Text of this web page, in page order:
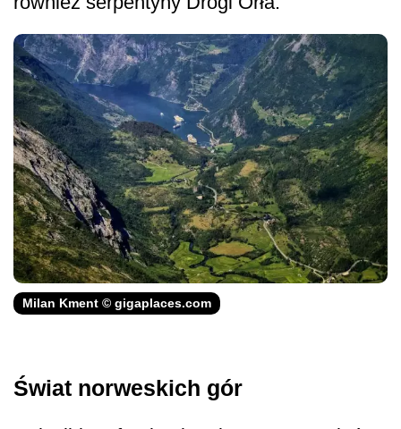
Milan Kment © gigaplaces.com
Świat norweskich gór